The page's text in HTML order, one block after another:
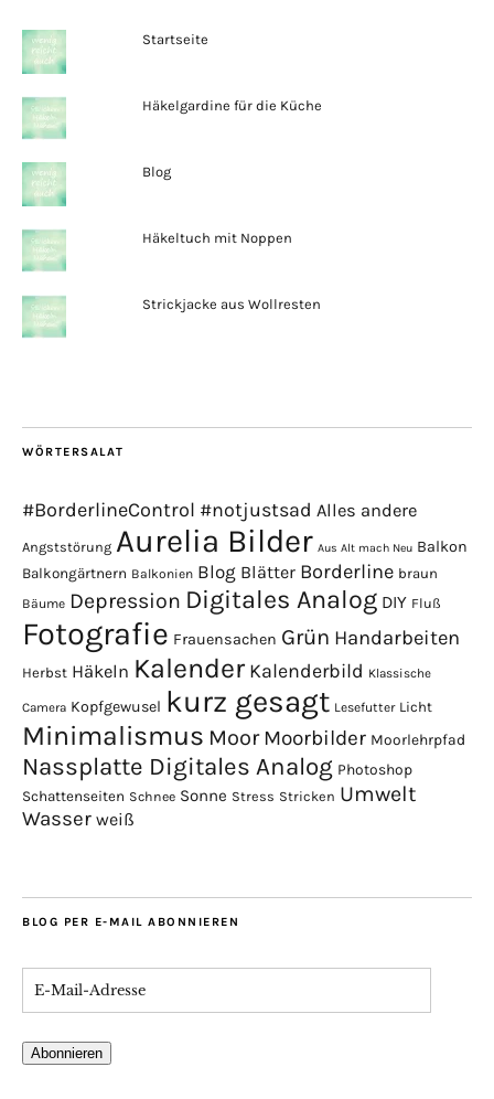
Startseite
Häkelgardine für die Küche
Blog
Häkeltuch mit Noppen
Strickjacke aus Wollresten
WÖRTERSALAT
#BorderlineControl #notjustsad Alles andere
Angststörung Aurelia Bilder Aus Alt mach Neu Balkon
Balkongärtnern Balkonien Blog Blätter Borderline braun
Bäume Depression Digitales Analog DIY Fluß
Fotografie Frauensachen Grün Handarbeiten
Herbst Häkeln Kalender Kalenderbild Klassische
Camera Kopfgewusel kurz gesagt Lesefutter Licht
Minimalismus Moor Moorbilder Moorlehrpfad
Nassplatte Digitales Analog Photoshop
Schattenseiten Schnee Sonne Stress Stricken Umwelt
Wasser weiß
BLOG PER E-MAIL ABONNIEREN
Abonnieren